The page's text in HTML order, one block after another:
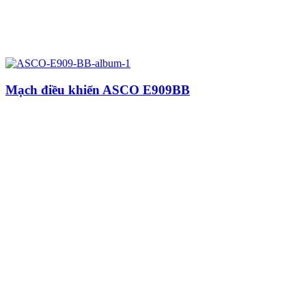
Mạch điều khiển ASCO E909BB